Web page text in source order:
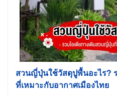
สวนญี่ปุ่นใช้วัสดุปูพื้นอะไร?
ที่เหมาะกับอากาศเมืองไทย